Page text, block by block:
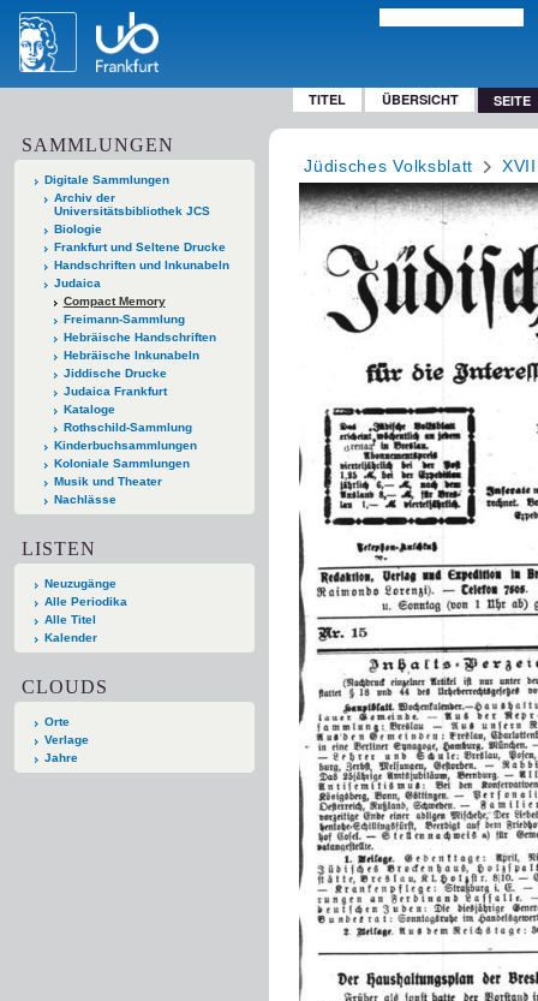
TITEL ÜBERSICHT SEITE
SAMMLUNGEN
Digitale Sammlungen
Archiv der
Universitätsbibliothek JCS
Biologie
Frankfurt und Seltene Drucke
Handschriften und Inkunabeln
Judaica
Compact Memory
Freimann-Sammlung
Hebräische Handschriften
Hebräische Inkunabeln
Jiddische Drucke
Judaica Frankfurt
Kataloge
Rothschild-Sammlung
Kinderbuchsammlungen
Koloniale Sammlungen
Musik und Theater
Nachlässe
LISTEN
Neuzugänge
Alle Periodika
Alle Titel
Kalender
CLOUDS
Orte
Verlage
Jahre
Jüdisches Volksblatt